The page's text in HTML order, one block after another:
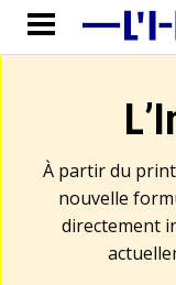
À partir du
nouvelle
directement